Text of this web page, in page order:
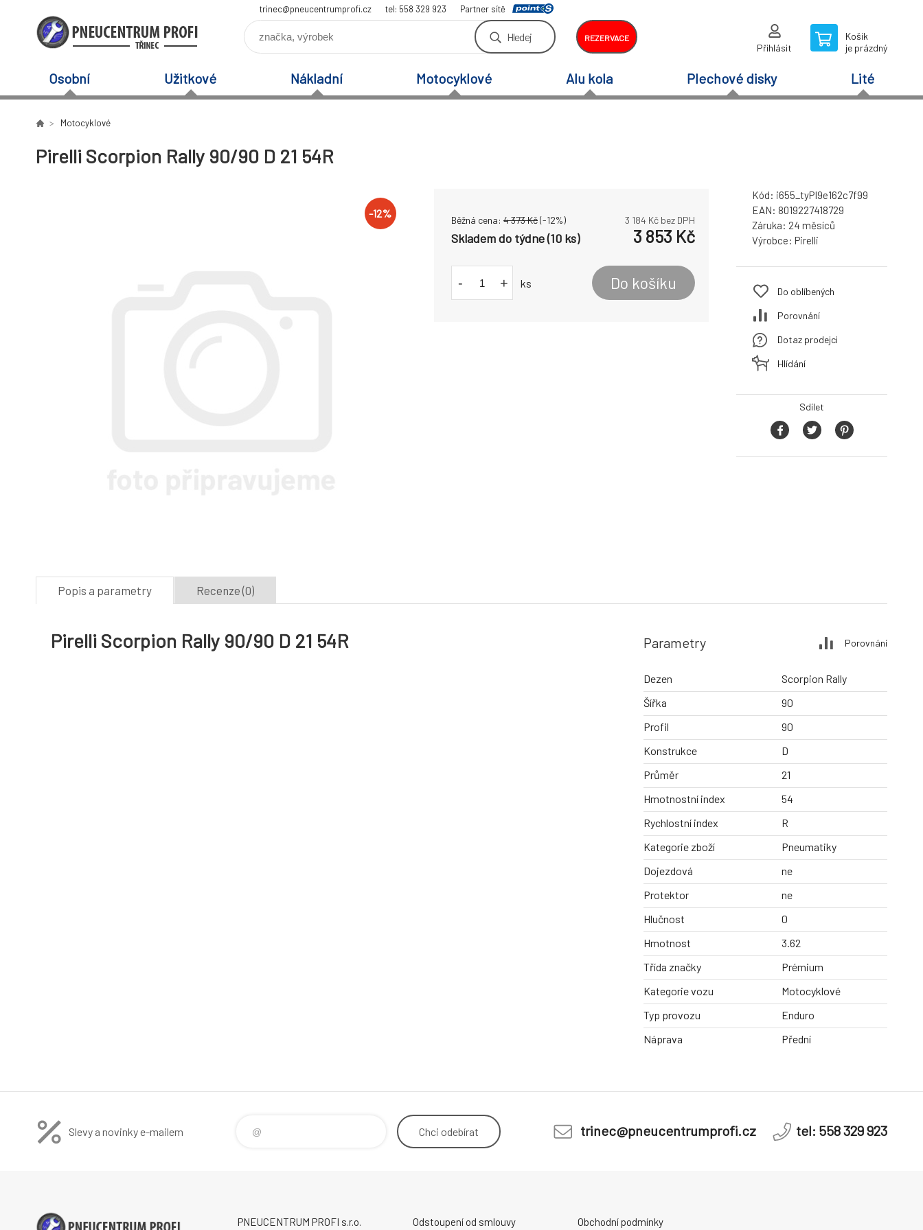
trinec@pneucentrumprofi.cz tel: 558 329 923 Partner sítě
Hledej REZERVACE
Přihlásit
Košík
je prázdný
Osobní Užitkové Nákladní Motocyklové Alu kola Plechové disky Lité
Motocyklové
Pirelli Scorpion Rally 90/90 D 21 54R
-12%
Běžná cena: 4 373Kč(-12%) 3 184 Kč bez DPH
Skladem do týdne (10 ks) 3 853 Kč
- + ks Do košíku
Kód: i655_tyPI9e162c7f99
EAN: 8019227418729
Záruka: 24 měsíců
Výrobce: Pirelli
Do oblíbených
Porovnání
Dotaz prodejci
Hlídání
Sdílet
Popis a parametry Recenze (0)
Pirelli Scorpion Rally 90/90 D 21 54R Parametry Porovnání
Dezen
Scorpion Rally
Šířka
90
Profil
90
Konstrukce
D
Průměr
21
Hmotnostní index
54
Rychlostní index
R
Kategorie zboží
Pneumatiky
Dojezdová
ne
Protektor
ne
Hlučnost
0
Hmotnost
3.62
Třída značky
Prémium
Kategorie vozu
Motocyklové
Typ provozu
Enduro
Náprava
Přední
Slevy a novinky e-mailem Chci odebírat trinec@pneucentrumprofi.cz tel: 558 329 923
PNEUCENTRUM PROFI s.r.o. Odstoupení od smlouvy Obchodní podmínky